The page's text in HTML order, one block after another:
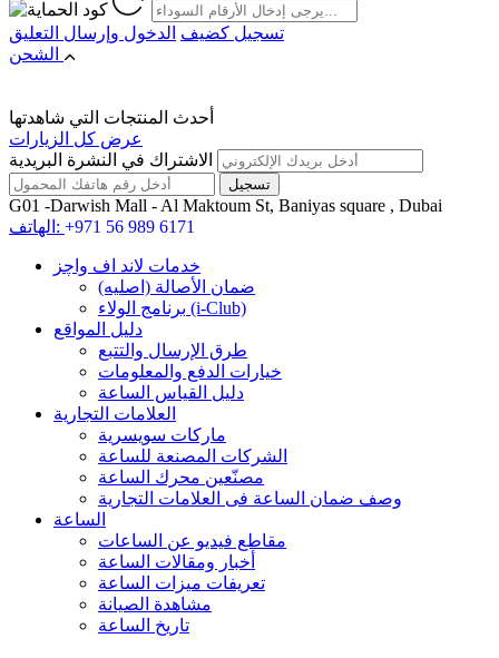
تسجيل كضيف الدخول وإرسال التعليق
أحدث المنتجات التي شاهدتها
عرض كل الزيارات
الاشتراك في النشرة البريدية
G01 -Darwish Mall - Al Maktoum St, Baniyas square , Dubai
الهاتف: +971 56 989 6171
خدمات لاند اف واچز
ضمان الأصالة (اصلیه)
برنامج الولاء (i-Club)
دليل المواقع
طرق الإرسال والتتبع
خيارات الدفع والمعلومات
دليل القياس الساعة
العلامات التجارية
ماركات سويسرية
الشركات المصنعة للساعة
مصنّعين محرك الساعة
وصف ضمان الساعة فی العلامات التجارية
الساعة
مقاطع فيديو عن الساعات
أخبار ومقالات الساعة
تعريفات ميزات الساعة
مشاهدة الصيانة
تاريخ الساعة